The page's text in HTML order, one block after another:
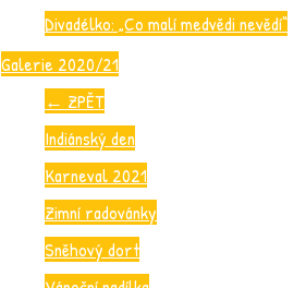
Divadélko: „Co malí medvědi nevědí“
Galerie 2020/21
← ZPĚT
Indiánský den
Karneval 2021
Zimní radovánky
Sněhový dort